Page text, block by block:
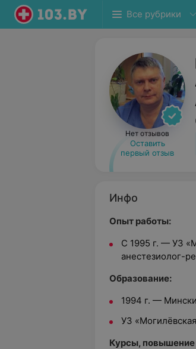
Все рубрики
Нет отзывов
Оставить
первый отзыв
Инфо
Опыт работы:
С 1995 г. — УЗ
анестезиолог-
Образование:
1994 г. —
УЗ
Курсы,